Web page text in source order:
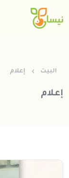
البيت إعلام
إعلام